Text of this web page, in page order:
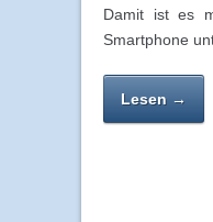
Damit ist es
Smartphone
Lesen →